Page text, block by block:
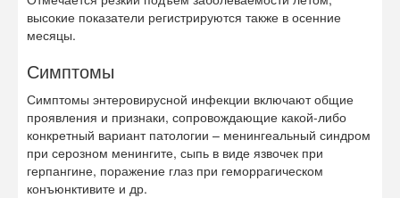
высокие показатели регистрируются также в осенние
месяцы.
Симптомы
Симптомы энтеровирусной инфекции включают общие
проявления и признаки, сопровождающие какой-либо
конкретный вариант патологии – менингеальный синдром
при серозном менингите, сыпь в виде язвочек при
герпангине, поражение глаз при геморрагическом
конъюнктивите и др.